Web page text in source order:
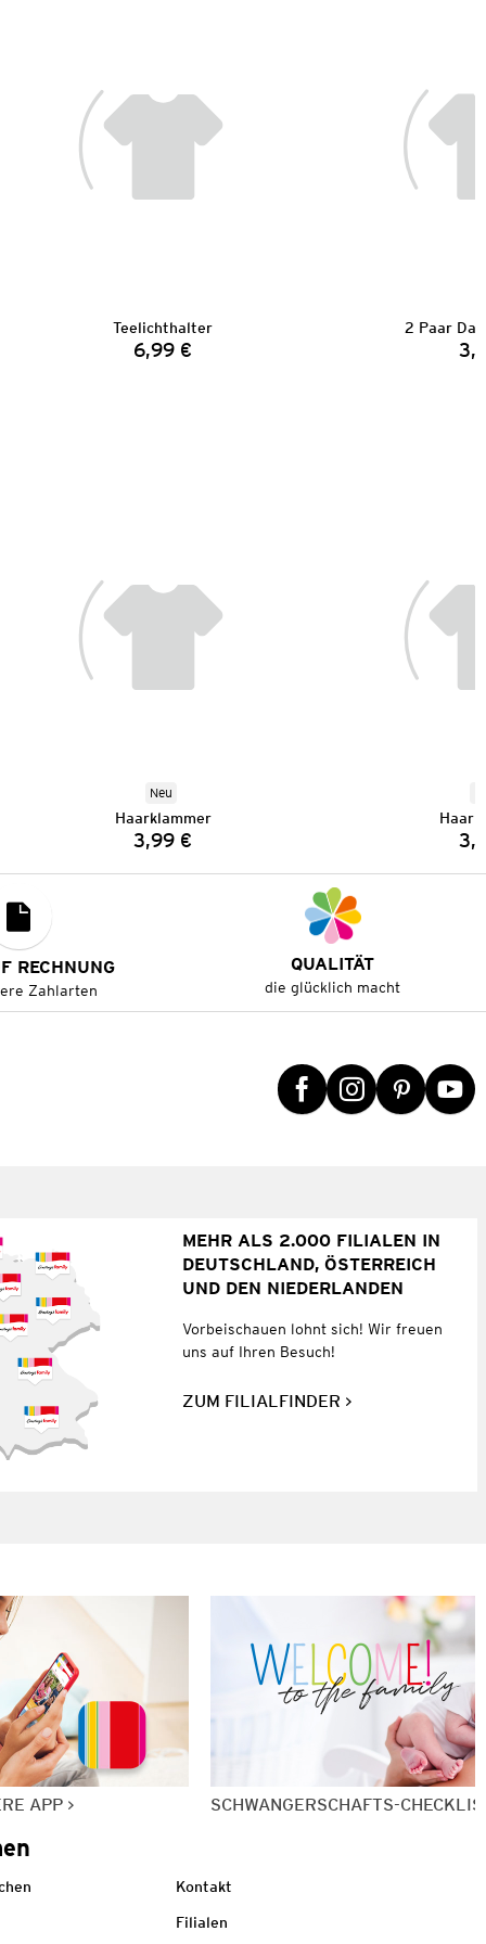
Teelichthalter
Preis:
6,99 €
2 Paar
Neu
Haarklammer
Preis:
3,99 €
RECHNUNG
Zahlarten
QUALITÄT
die glücklich macht
MEHR ALS 2.000 FILIALEN IN
DEUTSCHLAND, ÖSTERREICH
UND DEN NIEDERLANDEN
Vorbeischauen lohnt sich! Wir freuen
uns auf Ihren Besuch!
ZUM FILIALFINDER
APP SCHWANGERSCHAFTS-
Kontakt
Filialen